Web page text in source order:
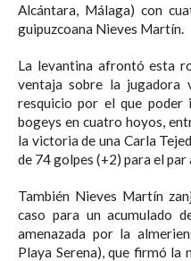
Alcántara, Málaga) con
guipuzcoana Nieves Martín.
La levantina afrontó esta
ventaja sobre la jugadora
resquicio por el que poder
bogeys en cuatro hoyos,
la victoria de una Carla
de 74 golpes (+2) para el
También Nieves Martín
caso para un acumulado
amenazada por la
Playa Serena), que firmó la